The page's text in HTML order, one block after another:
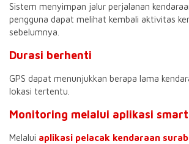
Sistem menyimpan jalur perjalanan
pengguna dapat melihat kembali aktivitas
sebelumnya.
Durasi berhenti
GPS dapat menunjukkan berapa lama
lokasi tertentu.
Monitoring melalui aplikasi
Melalui aplikasi pelacak kendaraan